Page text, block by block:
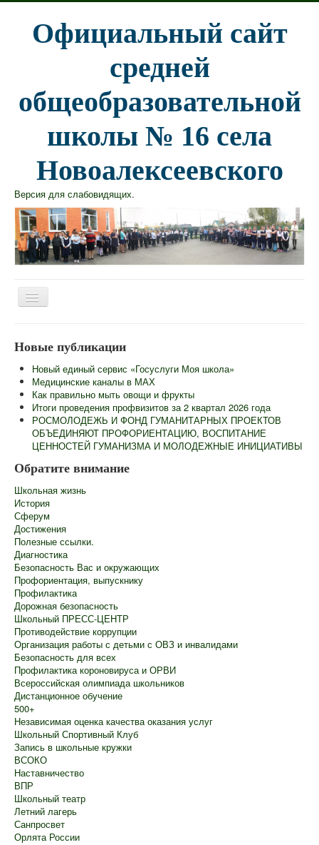
Официальный сайт
средней
общеобразовательной
школы № 16 села
Новоалексеевского
Версия для слабовидящих.
Сведения об образовательной организации
Информационная безопасность
Новости
Контакты
Центр "Точка Роста"
Педагогам
Ученикам
Родителям
ГИА
Роспотребнадзор информирует
Школьный лагерь
Новые публикации
Новый единый сервис «Госуслуги Моя школа»
Медицинские каналы в МАХ
Как правильно мыть овощи и фрукты
Итоги проведения профвизитов за 2 квартал 2026 года
РОСМОЛОДЕЖЬ И ФОНД ГУМАНИТАРНЫХ ПРОЕКТОВ
ОБЪЕДИНЯЮТ ПРОФОРИЕНТАЦИЮ, ВОСПИТАНИЕ
ЦЕННОСТЕЙ ГУМАНИЗМА И МОЛОДЕЖНЫЕ ИНИЦИАТИВЫ
Обратите внимание
Школьная жизнь
История
Сферум
Достижения
Полезные ссылки.
Диагностика
Безопасность Вас и окружающих
Профориентация, выпускнику
Профилактика
Дорожная безопасность
Школьный ПРЕСС-ЦЕНТР
Противодействие коррупции
Организация работы с детьми с ОВЗ и инвалидами
Безопасность для всех
Профилактика короновируса и ОРВИ
Всероссийская олимпиада школьников
Дистанционное обучение
500+
Независимая оценка качества оказания услуг
Школьный Спортивный Клуб
Запись в школьные кружки
ВСОКО
Наставничество
ВПР
Школьный театр
Летний лагерь
Санпросвет
Орлята России